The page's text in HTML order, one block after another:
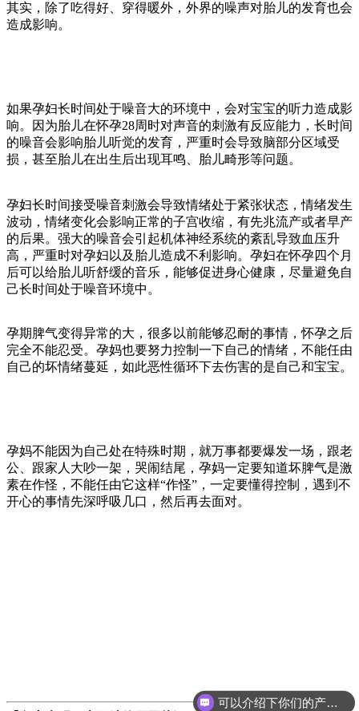
其实，除了吃得好、穿得暖外，外界的噪声对胎儿的发育也会
造成影响。
如果孕妇长时间处于噪音大的环境中，会对宝宝的听力造成影
响。因为胎儿在怀孕28周时对声音的刺激有反应能力，长时间
的噪音会影响胎儿听觉的发育，严重时会导致脑部分区域受
损，甚至胎儿在出生后出现耳鸣、胎儿畸形等问题。
孕妇长时间接受噪音刺激会导致情绪处于紧张状态，情绪发生
波动，情绪变化会影响正常的子宫收缩，有先兆流产或者早产
的后果。强大的噪音会引起机体神经系统的紊乱导致血压升
高，严重时对孕妇以及胎儿造成不利影响。孕妇在怀孕四个月
后可以给胎儿听舒缓的音乐，能够促进身心健康，尽量避免自
己长时间处于噪音环境中。
孕期脾气变得异常的大，很多以前能够忍耐的事情，怀孕之后
完全不能忍受。孕妈也要努力控制一下自己的情绪，不能任由
自己的坏情绪蔓延，如此恶性循环下去伤害的是自己和宝宝。
孕妈不能因为自己处在特殊时期，就万事都要爆发一场，跟老
公、跟家人大吵一架，哭闹结尾，孕妈一定要知道坏脾气是激
素在作怪，不能任由它这样“作怪”，一定要懂得控制，遇到不
开心的事情先深呼吸几口，然后再去面对。
可以介绍下你们的产品么？